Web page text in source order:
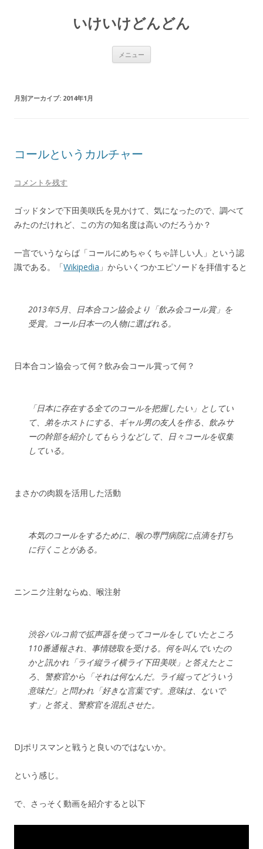
いけいけどんどん
メニュー
月別アーカイブ: 2014年1月
コールというカルチャー
コメントを残す
ゴッドタンで下田美咲氏を見かけて、気になったので、調べて
みたのだけれど、この方の知名度は高いのだろうか？
一言でいうならば「コールにめちゃくちゃ詳しい人」という認
識である。「Wikipedia 」からいくつかエピソードを拝借すると
2013年5月、日本合コン協会より「飲み会コール賞」を
受賞。コール日本一の人物に選ばれる。
日本合コン協会って何？飲み会コール賞って何？
「日本に存在する全てのコールを把握したい」としてい
て、弟をホストにする、ギャル男の友人を作る、飲みサ
ーの幹部を紹介してもらうなどして、日々コールを収集
している。
まさかの肉親を活用した活動
本気のコールをするために、喉の専門病院に点滴を打ち
に行くことがある。
ニンニク注射ならぬ、喉注射
渋谷パルコ前で拡声器を使ってコールをしていたところ
110番通報され、事情聴取を受ける。何を叫んでいたの
かと訊かれ「ライ縦ライ横ライ下田美咲」と答えたとこ
ろ、警察官から「それは何なんだ。ライ縦ってどういう
意味だ」と問われ「好きな言葉です。意味は、ないで
す」と答え、警察官を混乱させた。
DJポリスマンと戦うと良いのではないか。
という感じ。
で、さっそく動画を紹介すると以下